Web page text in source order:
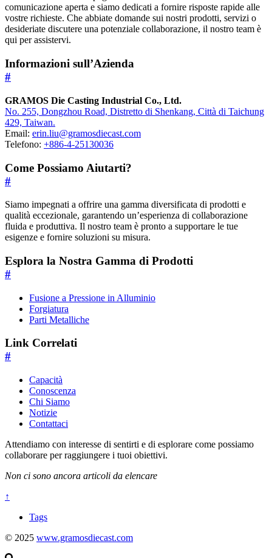
comunicazione aperta e siamo dedicati a fornire risposte rapide alle
vostre richieste. Che abbiate domande sui nostri prodotti, servizi o
desideriate discutere una potenziale collaborazione, il nostro team è
qui per assistervi.
Informazioni sull’Azienda
#
GRAMOS Die Casting Industrial Co., Ltd.
No. 255, Dongzhou Road, Distretto di Shenkang, Città di Taichung
429, Taiwan.
Email: erin.liu@gramosdiecast.com
Telefono: +886-4-25130036
Come Possiamo Aiutarti?
#
Siamo impegnati a offrire una gamma diversificata di prodotti e
qualità eccezionale, garantendo un’esperienza di collaborazione
fluida e produttiva. Il nostro team è pronto a supportare le tue
esigenze e fornire soluzioni su misura.
Esplora la Nostra Gamma di Prodotti
#
Fusione a Pressione in Alluminio
Forgiatura
Parti Metalliche
Link Correlati
#
Capacità
Conoscenza
Chi Siamo
Notizie
Contattaci
Attendiamo con interesse di sentirti e di esplorare come possiamo
collaborare per raggiungere i tuoi obiettivi.
Non ci sono ancora articoli da elencare
↑
Tags
© 2025 www.gramosdiecast.com